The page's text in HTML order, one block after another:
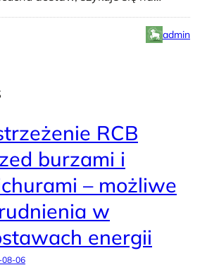
admin
RCB
burzami i
– możliwe
w
energii
08-06